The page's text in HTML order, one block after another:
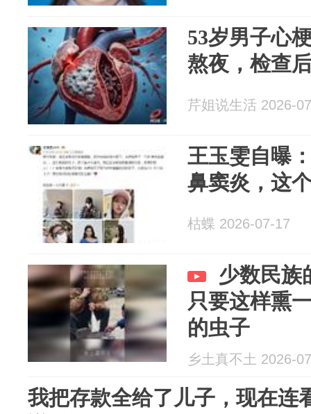
53岁男子心
熬夜，检查
芹姐说生活 2026-
王玉雯自曝
鼻窦炎，这
枯蝶 2026-07-17
少数民族
只要这样熏
的虫子
乡土真不土 2026-
我把存款全给了儿子，现在连